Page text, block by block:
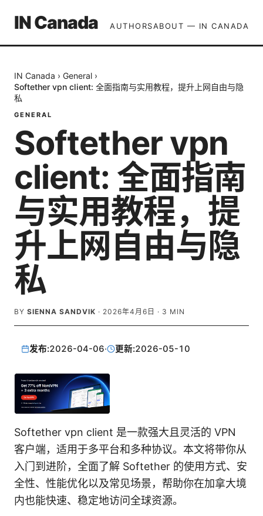
IN Canada AUTHORSABOUT — IN CANADA
IN Canada › General ›
Softether vpn client: 全面指南与实用教程，提升上网自由与隐
私
GENERAL
Softether vpn
client: 全面指南
与实用教程，提
升上网自由与隐
私
BY SIENNA SANDVIK · 2026年4月6日 · 3 MIN
发布:2026-04-06· 更新:2026-05-10
Softether vpn client 是一款强大且灵活的 VPN
客户端，适用于多平台和多种协议。本文将带你从
入门到进阶，全面了解 Softether 的使用方式、安
全性、性能优化以及常见场景，帮助你在加拿大境
内也能快速、稳定地访问全球资源。